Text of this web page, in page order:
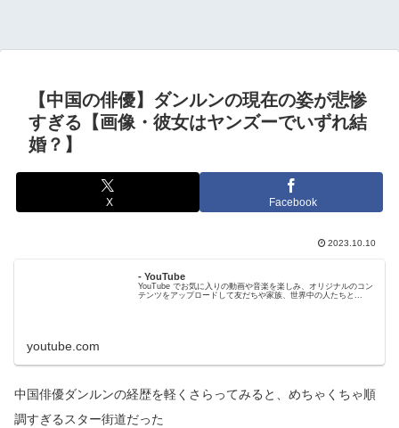
【中国の俳優】ダンルンの現在の姿が悲惨
すぎる【画像・彼女はヤンズーでいずれ結
婚？】
X Facebook
2023.10.10
- YouTube
YouTube でお気に入りの動画や音楽を楽しみ、オリジナルのコン
テンツをアップロードして友だちや家族、世界中の人たちと...
youtube.com
中国俳優ダンルンの経歴を軽くさらってみると、めちゃくちゃ順
調すぎるスター街道だった